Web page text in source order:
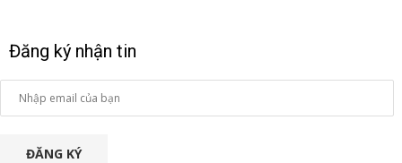
Đăng ký nhận tin
ĐĂNG KÝ